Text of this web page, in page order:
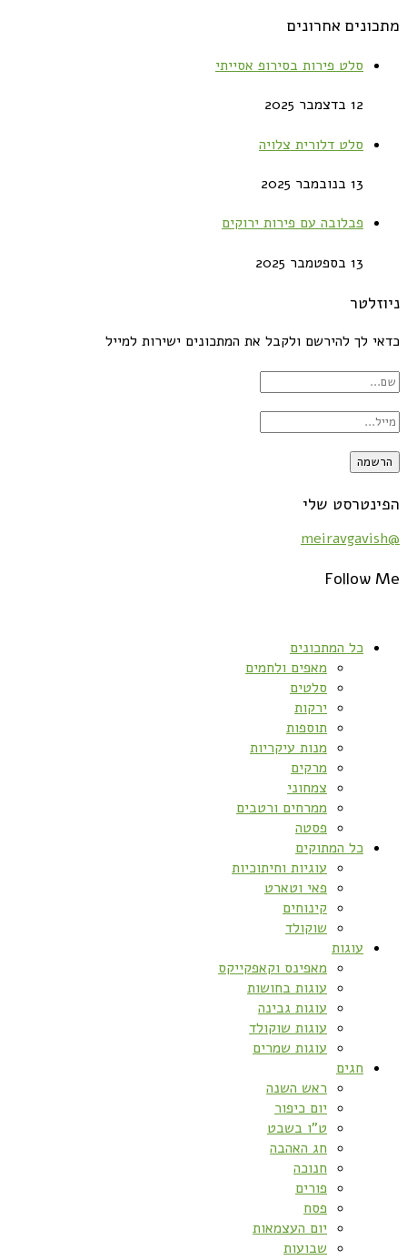
מתכונים אחרונים
סלט פירות בסירופ אסייתי
12 בדצמבר 2025
סלט דלורית צלויה
13 בנובמבר 2025
פבלובה עם פירות ירוקים
13 בספטמבר 2025
ניוזלטר
כדאי לך להירשם ולקבל את המתכונים ישירות למייל
הפינטרסט שלי
@meiravgavish
Follow Me
כל המתכונים
מאפים ולחמים
סלטים
ירקות
תוספות
מנות עיקריות
מרקים
צמחוני
ממרחים ורטבים
פסטה
כל המתוקים
עוגיות וחיתוכיות
פאי וטארט
קינוחים
שוקולד
עוגות
מאפינס וקאפקייקס
עוגות בחושות
עוגות גבינה
עוגות שוקולד
עוגות שמרים
חגים
ראש השנה
יום כיפור
ט”ו בשבט
חג האהבה
חנוכה
פורים
פסח
יום העצמאות
שבועות